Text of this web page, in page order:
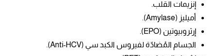
إنزيمات القلب.
أميليز (Amylase).
إرثروبيوتين (EPO).
الجسام المُضادّة لفيروس الكبد سي (Anti-HCV).